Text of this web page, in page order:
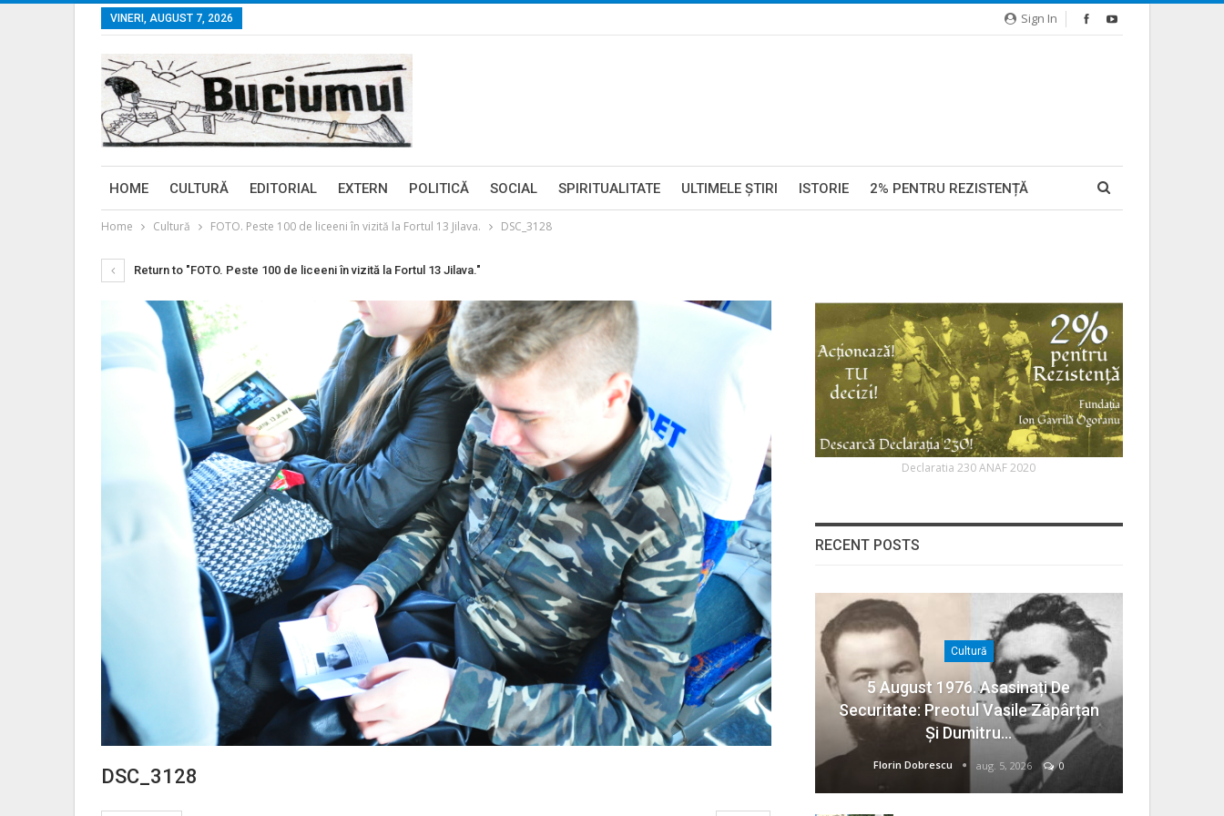
Sign In
VINERI, AUGUST 7, 2026
HOME CULTURĂ EDITORIAL EXTERN POLITICĂ SOCIAL SPIRITUALITATE ULTIMELE ŞTIRI ISTORIE 2% PENTRU REZISTENȚĂ
Home Cultură FOTO. Peste 100 de liceeni în vizită la Fortul 13 Jilava. DSC_3128
Return to "FOTO. Peste 100 de liceeni în vizită la Fortul 13 Jilava."
DSC_3128
Declaratia 230 ANAF 2020
RECENT POSTS
Cultură
5 August 1976. Asasinați De
Securitate: Preotul Vasile Zăpârțan
Și Dumitru…
Florin Dobrescu aug. 5, 2026 0